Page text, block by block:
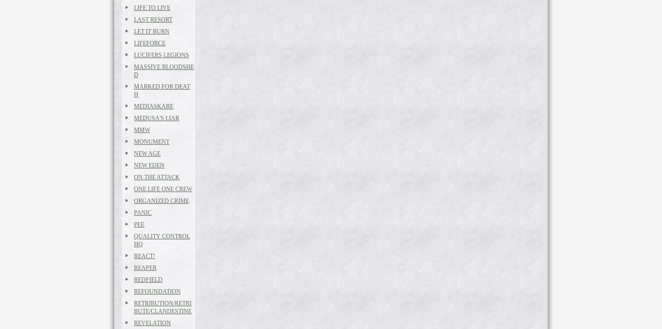
LIFE TO LIVE
LAST RESORT
LET IT BURN
LIFEFORCE
LUCIFERS LEGIONS
MASSIVE BLOODSHE
D
MARKED FOR DEAT
H
MEDIASKARE
MEDUSA'S LIAR
MMW
MONUMENT
NEW AGE
NEW EDEN
ON THE ATTACK
ONE LIFE ONE CREW
ORGANIZED CRIME
PANIC
PEE
QUALITY CONTROL
HQ
REACT!
REAPER
REDFIELD
REFOUNDATION
RETRIBUTION/RETRI
BUTE/CLANDESTINE
REVELATION